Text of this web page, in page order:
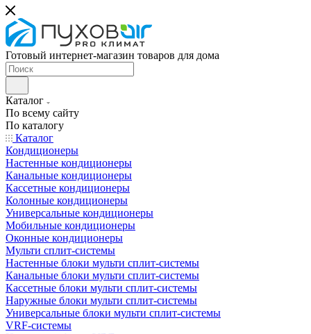
Готовый интернет-магазин товаров для дома
Каталог
По всему сайту
По каталогу
Каталог
Кондиционеры
Настенные кондиционеры
Канальные кондиционеры
Кассетные кондиционеры
Колонные кондиционеры
Универсальные кондиционеры
Мобильные кондиционеры
Оконные кондиционеры
Мульти сплит-системы
Настенные блоки мульти сплит-системы
Канальные блоки мульти сплит-системы
Кассетные блоки мульти сплит-системы
Наружные блоки мульти сплит-системы
Универсальные блоки мульти сплит-системы
VRF-системы